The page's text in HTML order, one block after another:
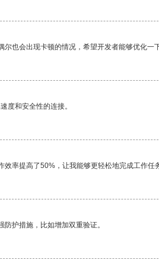
也会出现卡顿的情况，希望开发者能够优化一下
度和安全性的连接。
率提高了50%，让我能够更轻松地完成工作任
护措施，比如增加双重验证。